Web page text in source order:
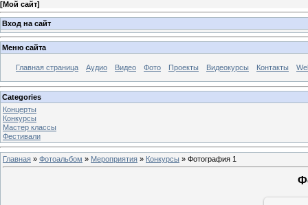
[Мой сайт]
Вход на сайт
Меню сайта
Главная страница Аудио Видео Фото Проекты Видеокурсы Контакты
Categories
Концерты
Конкурсы
Мастер классы
Фестивали
Главная » Фотоальбом » Мероприятия » Конкурсы » Фотография 1